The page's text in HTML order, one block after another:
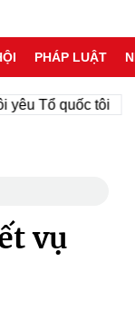
PHÁP LUẬT
quốc tôi
vụ